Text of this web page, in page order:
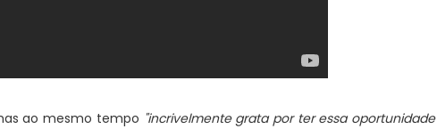
ao mesmo tempo "incrivelmente grata por ter essa oportunidade